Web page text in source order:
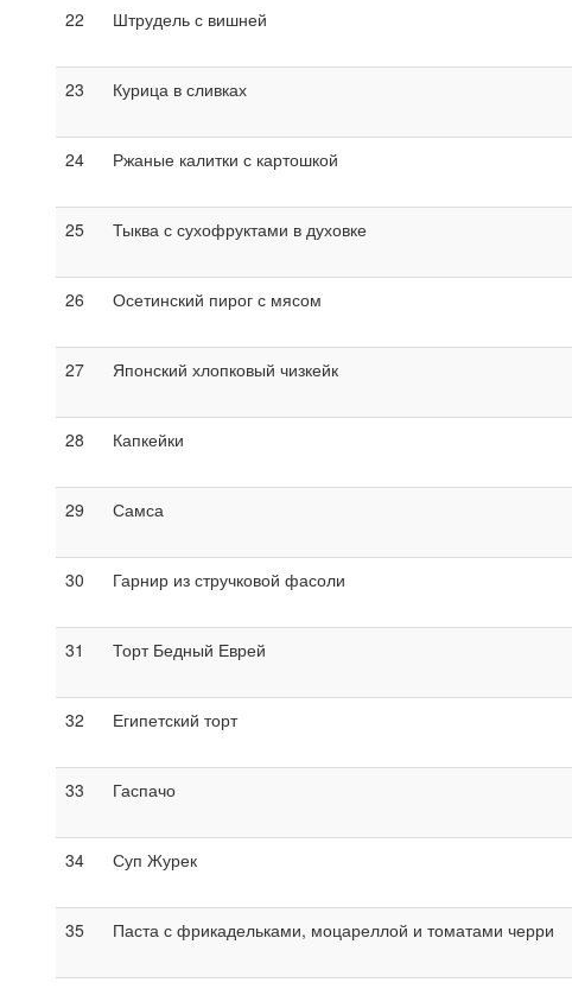
22 Штрудель с вишней
23 Курица в сливках
24 Ржаные калитки с картошкой
25 Тыква с сухофруктами в духовке
26 Осетинский пирог с мясом
27 Японский хлопковый чизкейк
28 Капкейки
29 Самса
30 Гарнир из стручковой фасоли
31 Торт Бедный Еврей
32 Египетский торт
33 Гаспачо
34 Суп Журек
35 Паста с фрикадельками, моцареллой и томатами черри